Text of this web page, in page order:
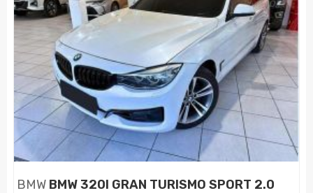
BMW BMW 320I GRAN TURISMO SPORT 2.0